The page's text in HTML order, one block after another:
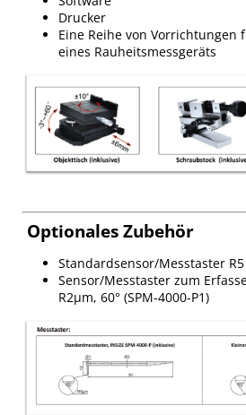
Drucker
Eine Reihe von Vorrichtungen
eines Rauheitsmessgeräts
Optionales Zubehör
Standardsensor/Messtaster R5
Sensor/Messtaster zum
R2µm, 60° (SPM-4000-P1)